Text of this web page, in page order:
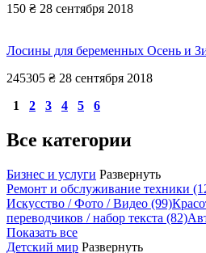
150 ₴ 28 сентября 2018
Лосины для беременных Осень и
245305 ₴ 28 сентября 2018
1
2 3 4 5 6
Все категории
Бизнес и услуги Развернуть
Ремонт и обслуживание техники
Искусство / Фото / Видео (99)
переводчиков / набор текста (82)
Показать все
Детский мир Развернуть